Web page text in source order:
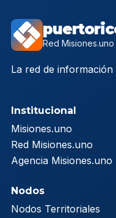
Red Misiones.uno
La red de información
Institucional
Misiones.uno
Red Misiones.uno
Agencia Misiones.uno
Nodos
Nodos Territoriales